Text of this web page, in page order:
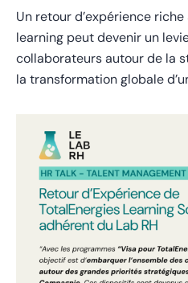
Un retour d’expérience
learning peut devenir un
collaborateurs autour de la
la transformation globale